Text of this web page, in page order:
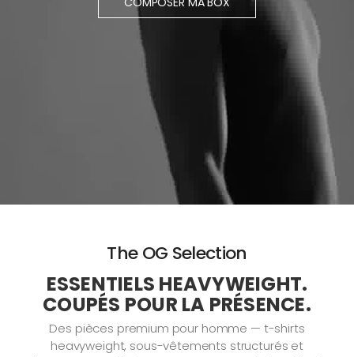
The OG Selection
ESSENTIELS HEAVYWEIGHT.
COUPÉS POUR LA PRÉSENCE.
Des pièces premium pour homme — t-shirts
heavyweight, sous-vêtements structurés et